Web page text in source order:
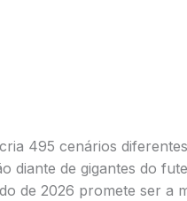
495 cenários
diante de gigantes do
de 2026 promete ser a